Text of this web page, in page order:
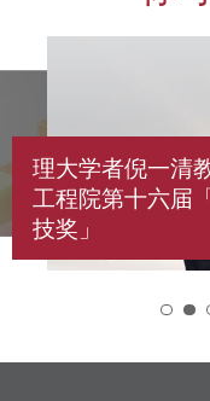
理大学者倪一清
工程院第十六届
技奖」